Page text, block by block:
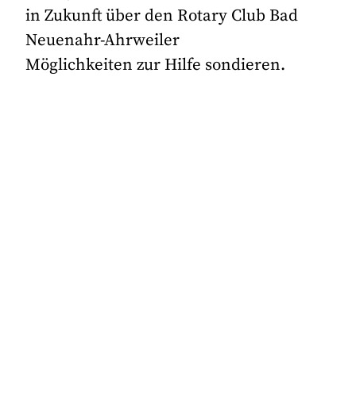
in Zukunft über den Rotary Club Bad
Neuenahr-Ahrweiler
Möglichkeiten zur Hilfe sondieren.